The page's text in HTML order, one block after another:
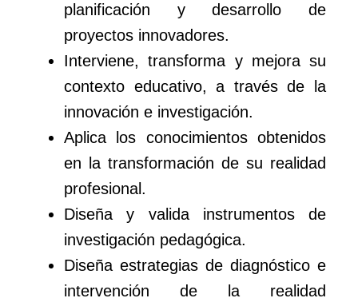
planificación y desarrollo de
proyectos innovadores.
Interviene, transforma y mejora su
contexto educativo, a través de la
innovación e investigación.
Aplica los conocimientos obtenidos
en la transformación de su realidad
profesional.
Diseña y valida instrumentos de
investigación pedagógica.
Diseña estrategias de diagnóstico e
intervención de la realidad